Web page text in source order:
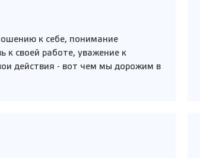
к себе, понимание
к своей работе, уважение к
действия - вот чем мы дорожим в